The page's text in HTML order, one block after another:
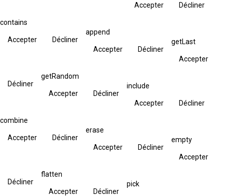
Accepter Décliner
contains
Accepter Décliner
append
Accepter Décliner
getLast
Accepter
Décliner
getRandom
Accepter Décliner
include
Accepter Décliner
combine
Accepter Décliner
erase
Accepter Décliner
empty
Accepter
Décliner
flatten
Accepter Décliner
pick